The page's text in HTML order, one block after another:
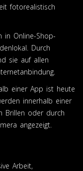
fotorealistisch
in Online-Shop-
Durch
sie auf allen
einer App ist heute
innerhalb einer
Brillen oder durch
angezeigt.
Arbeit,